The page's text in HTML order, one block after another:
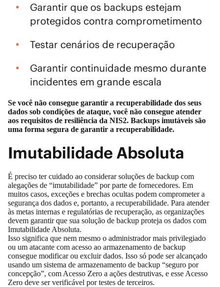
Garantir que os backups estejam
protegidos contra comprometimento
Testar cenários de recuperação
Garantir continuidade mesmo durante
incidentes em grande escala
Se você não consegue garantir a recuperabilidade dos seus
dados sob condições de ataque, você não consegue atender
aos requisitos de resiliência da NIS2. Backups imutáveis são
uma forma segura de garantir a recuperabilidade.
Imutabilidade Absoluta
É preciso ter cuidado ao considerar soluções de backup com
alegações de “imutabilidade” por parte de fornecedores. Em
muitos casos, exceções e brechas ocultas podem comprometer a
segurança dos dados e, portanto, a recuperabilidade. Para atender
às metas internas e regulatórias de recuperação, as organizações
devem garantir que sua solução de backup proteja os dados com
Imutabilidade Absoluta.
Isso significa que nem mesmo o administrador mais privilegiado
ou um atacante com acesso ao armazenamento de backup
consegue modificar ou excluir dados. Isso só pode ser alcançado
usando um sistema de armazenamento de backup “seguro por
concepção”, com Acesso Zero a ações destrutivas, e esse Acesso
Zero deve ser verificável por testes de terceiros.